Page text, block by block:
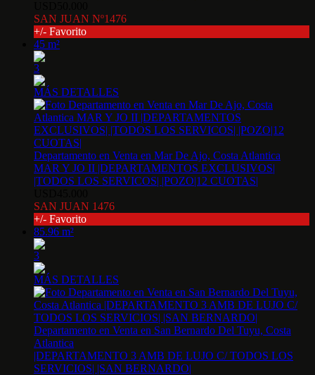
SAN JUAN Nº1476
+/- Favorito
45 m²
3
MÁS DETALLES
Departamento en Venta en Mar De Ajo, Costa Atlantica
MAR Y JO II |DEPARTAMENTOS EXCLUSIVOS|
|TODOS LOS SERVICOS| |POZO|12 CUOTAS|
SAN JUAN 1476
+/- Favorito
85.96 m²
3
MÁS DETALLES
Departamento en Venta en San Bernardo Del Tuyu, Costa
Atlantica
|DEPARTAMENTO 3 AMB DE LUJO C/ TODOS LOS
SERVICIOS| |SAN BERNARDO|